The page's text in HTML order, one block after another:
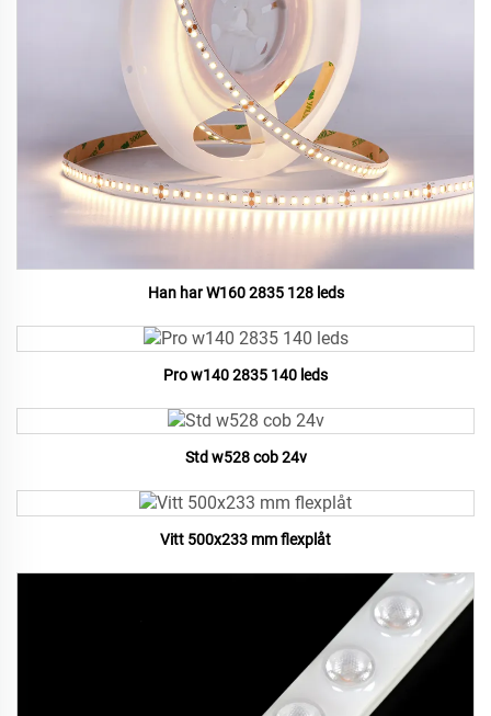
Han har W160 2835 128 leds
Pro w140 2835 140 leds
Std w528 cob 24v
Vitt 500x233 mm flexplåt